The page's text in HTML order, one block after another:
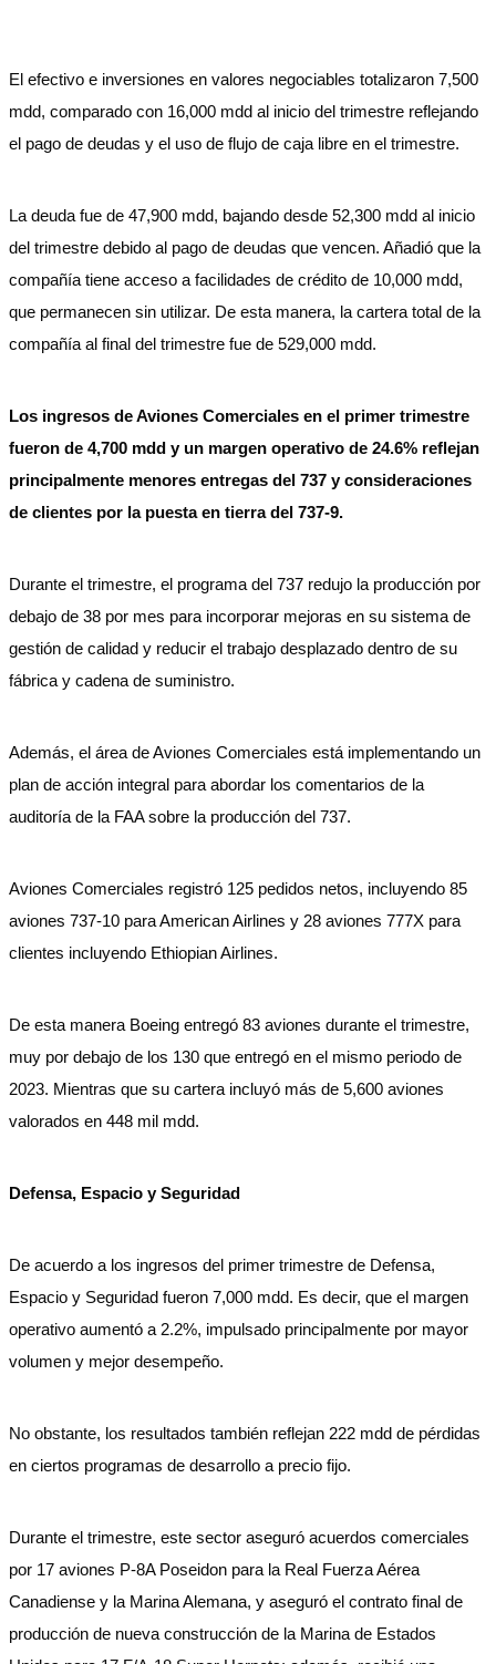
El efectivo e inversiones en valores negociables totalizaron 7,500
mdd, comparado con 16,000 mdd al inicio del trimestre reflejando
el pago de deudas y el uso de flujo de caja libre en el trimestre.
La deuda fue de 47,900 mdd, bajando desde 52,300 mdd al inicio
del trimestre debido al pago de deudas que vencen. Añadió que la
compañía tiene acceso a facilidades de crédito de 10,000 mdd,
que permanecen sin utilizar. De esta manera, la cartera total de la
compañía al final del trimestre fue de 529,000 mdd.
Los ingresos de Aviones Comerciales en el primer trimestre
fueron de 4,700 mdd y un margen operativo de 24.6% reflejan
principalmente menores entregas del 737 y consideraciones
de clientes por la puesta en tierra del 737-9.
Durante el trimestre, el programa del 737 redujo la producción por
debajo de 38 por mes para incorporar mejoras en su sistema de
gestión de calidad y reducir el trabajo desplazado dentro de su
fábrica y cadena de suministro.
Además, el área de Aviones Comerciales está implementando un
plan de acción integral para abordar los comentarios de la
auditoría de la FAA sobre la producción del 737.
Aviones Comerciales registró 125 pedidos netos, incluyendo 85
aviones 737-10 para American Airlines y 28 aviones 777X para
clientes incluyendo Ethiopian Airlines.
De esta manera Boeing entregó 83 aviones durante el trimestre,
muy por debajo de los 130 que entregó en el mismo periodo de
2023. Mientras que su cartera incluyó más de 5,600 aviones
valorados en 448 mil mdd.
Defensa, Espacio y Seguridad
De acuerdo a los ingresos del primer trimestre de Defensa,
Espacio y Seguridad fueron 7,000 mdd. Es decir, que el margen
operativo aumentó a 2.2%, impulsado principalmente por mayor
volumen y mejor desempeño.
No obstante, los resultados también reflejan 222 mdd de pérdidas
en ciertos programas de desarrollo a precio fijo.
Durante el trimestre, este sector aseguró acuerdos comerciales
por 17 aviones P-8A Poseidon para la Real Fuerza Aérea
Canadiense y la Marina Alemana, y aseguró el contrato final de
producción de nueva construcción de la Marina de Estados